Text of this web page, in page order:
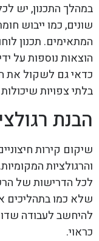
במהלך התכנון, יש
שונים, כמו ייבוש
המתאימים. תכנון
הוצאות נוספות על
כדאי גם לשקול את
בלתי צפויות
הבנת
שיקום קירות
והרגולציות
לכל הדרישות של
שלא כמו בתהליכים
להיחשב לעבודה
כראוי.